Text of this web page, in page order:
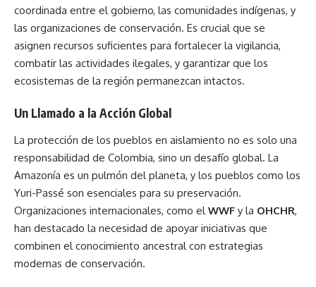
coordinada entre el gobierno, las comunidades indígenas, y
las organizaciones de conservación. Es crucial que se
asignen recursos suficientes para fortalecer la vigilancia,
combatir las actividades ilegales, y garantizar que los
ecosistemas de la región permanezcan intactos.
Un Llamado a la Acción Global
La protección de los pueblos en aislamiento no es solo una
responsabilidad de Colombia, sino un desafío global. La
Amazonía es un pulmón del planeta, y los pueblos como los
Yuri-Passé son esenciales para su preservación.
Organizaciones internacionales, como elWWF y la OHCHR,
han destacado la necesidad de apoyar iniciativas que
combinen el conocimiento ancestral con estrategias
modernas de conservación.